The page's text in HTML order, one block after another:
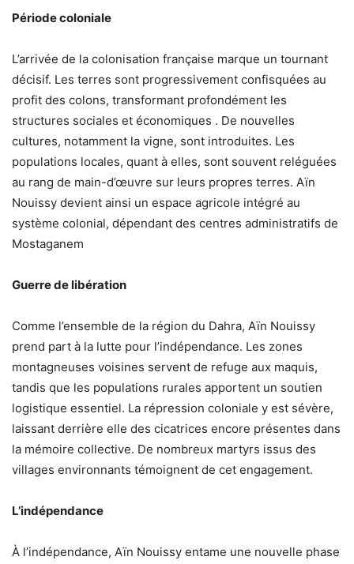
Période coloniale
L’arrivée de la colonisation française marque un tournant
décisif. Les terres sont progressivement confisquées au
profit des colons, transformant profondément les
structures sociales et économiques . De nouvelles
cultures, notamment la vigne, sont introduites. Les
populations locales, quant à elles, sont souvent reléguées
au rang de main-d’œuvre sur leurs propres terres. Aïn
Nouissy devient ainsi un espace agricole intégré au
système colonial, dépendant des centres administratifs de
Mostaganem
Guerre de libération
Comme l’ensemble de la région du Dahra, Aïn Nouissy
prend part à la lutte pour l’indépendance. Les zones
montagneuses voisines servent de refuge aux maquis,
tandis que les populations rurales apportent un soutien
logistique essentiel. La répression coloniale y est sévère,
laissant derrière elle des cicatrices encore présentes dans
la mémoire collective. De nombreux martyrs issus des
villages environnants témoignent de cet engagement.
L’indépendance
À l’indépendance, Aïn Nouissy entame une nouvelle phase